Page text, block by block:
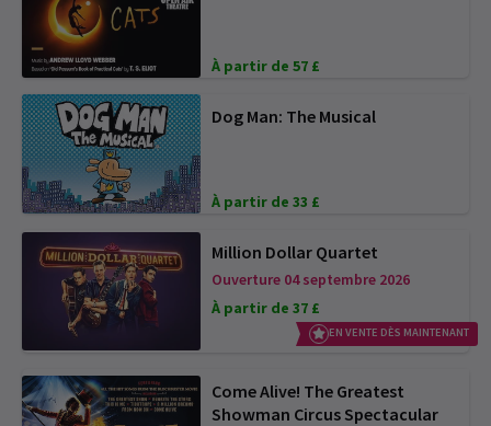
À partir de 57 £
Dog Man: The Musical
À partir de 33 £
Million Dollar Quartet
Ouverture 04 septembre 2026
À partir de 37 £
EN VENTE DÈS MAINTENANT
Come Alive! The Greatest
Showman Circus Spectacular